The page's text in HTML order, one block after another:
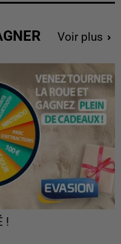
Voir plus
!